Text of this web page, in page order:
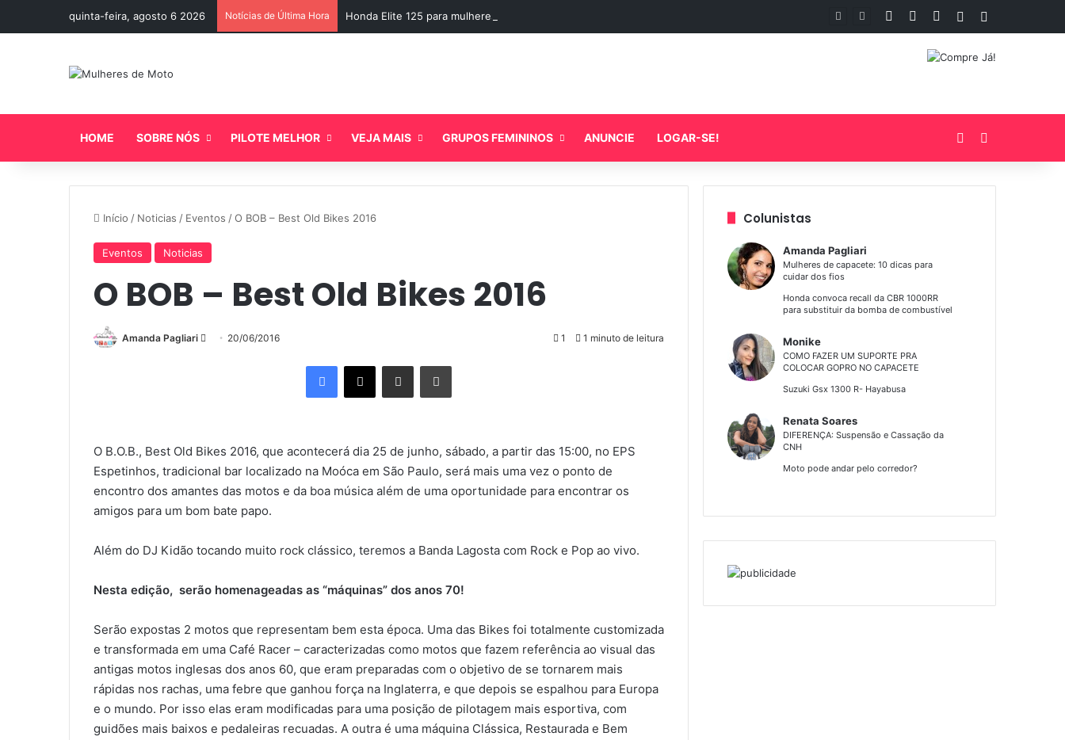
quinta-feira, agosto 6 2026 Notícias de Última Hora Honda Elite 125 para mulheres: o scooter ideal FacebookYouTubeInstagramArtigo aleatório
HOME SOBRE NÓS PILOTE MELHOR VEJA MAIS GRUPOS FEMININOS ANUNCIE LOGAR-SE! Entrar
Início / Noticias / Eventos /O BOB – Best Old Bikes 2016
Eventos Noticias
O BOB – Best Old Bikes 2016
Amanda Pagliari
m
e
-
m
i
20/06/2016 1 1 minuto de leitura
O B.O.B., Best Old Bikes 2016, que acontecerá dia 25 de junho, sábado, a partir das 15:00, no EPS
Espetinhos, tradicional bar localizado na Moóca em São Paulo, será mais uma vez o ponto de
encontro dos amantes das motos e da boa música além de uma oportunidade para encontrar os
amigos para um bom bate papo.
Além do DJ Kidão tocando muito rock clássico, teremos a Banda Lagosta com Rock e Pop ao vivo.
Nesta edição, serão homenageadas as “máquinas” dos anos 70!
Serão expostas 2 motos que representam bem esta época. Uma das Bikes foi totalmente customizada
e transformada em uma Café Racer – caracterizadas como motos que fazem referência ao visual das
antigas motos inglesas dos anos 60, que eram preparadas com o objetivo de se tornarem mais
rápidas nos rachas, uma febre que ganhou força na Inglaterra, e que depois se espalhou para Europa
e o mundo. Por isso elas eram modificadas para uma posição de pilotagem mais esportiva, com
guidões mais baixos e pedaleiras recuadas. A outra é uma máquina Clássica, Restaurada e Bem
Colunistas
Amanda Pagliari
Mulheres de capacete: 10 dicas para
cuidar dos fios
Honda convoca recall da CBR 1000RR
para substituir da bomba de combustível
Monike
COMO FAZER UM SUPORTE PRA
COLOCAR GOPRO NO CAPACETE
Suzuki Gsx 1300 R- Hayabusa
Renata Soares
DIFERENÇA: Suspensão e Cassação da
CNH
Moto pode andar pelo corredor?